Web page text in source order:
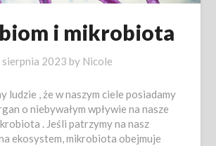
i mikrobiota
sierpnia 2023 by Nicole
ludzie , że w naszym ciele posiadamy
o niebywałym wpływie na nasze
. Jeśli patrzymy na nasz
ekosystem, mikrobiota obejmuje